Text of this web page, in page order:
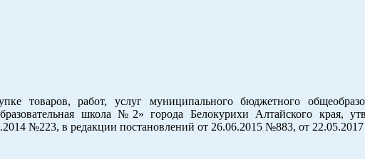
товаров, работ, услуг муниципального бюджетного
школа №2» города Белокурихи Алтайского края,
№223, в редакции постановлений от 26.06.2015 №883, от